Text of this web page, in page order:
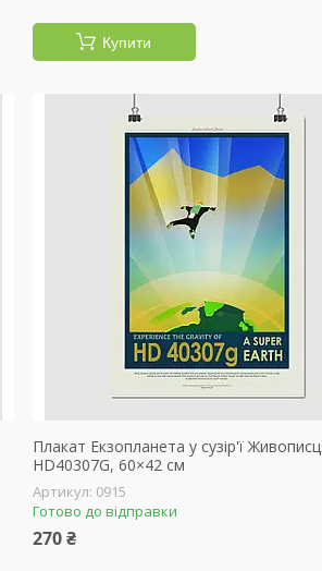
Купити
Плакат Екзопланета у сузір'ї
HD40307G, 60×42 см
0915
Готово до відправки
270 ₴